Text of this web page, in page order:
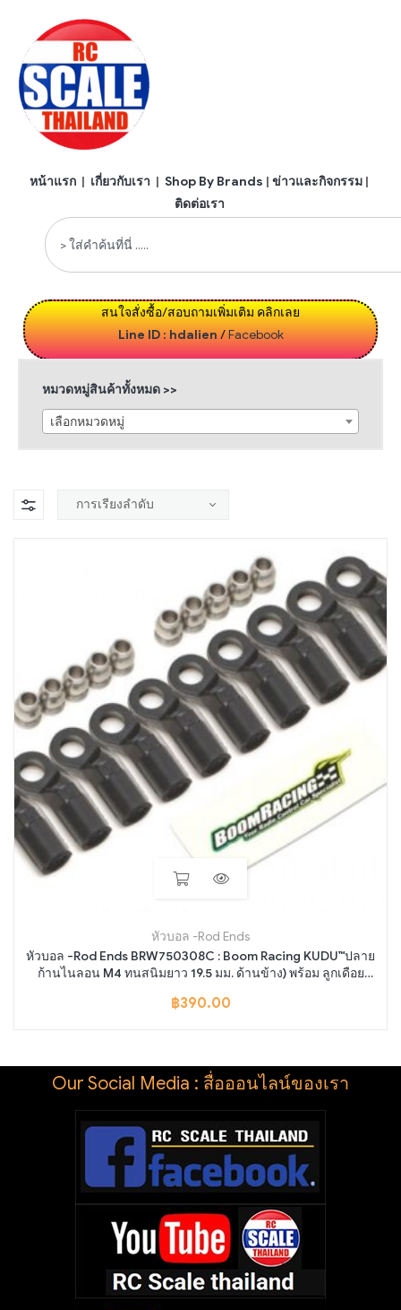
หน้าแรก | เกี่ยวกับเรา | Shop By Brands | ข่าวและกิจกรรม |
ติดต่อเรา
สนใจสั่งซื้อ/สอบถามเพิ่มเติม คลิกเลย
Line ID : hdalien/Facebook
หมวดหมู่สินค้าทั้งหมด >>
เลือกหมวดหมู่
หัวบอล -Rod Ends
หัวบอล -Rod Ends BRW750308C : Boom Racing KUDU™ปลาย
ก้านไนลอน M4 ทนสนิมยาว 19.5 มม. ด้านข้าง) พร้อม ลูกเดือย
฿390.00
Our Social Media : สื่อออนไลน์ของเรา